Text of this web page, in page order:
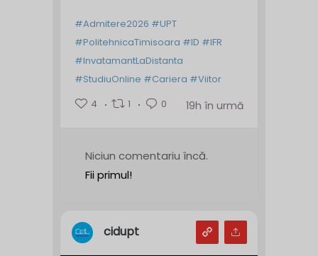
#Admitere2026 #UPT
#PolitehnicaTimisoara #ID #IFR
#InvatamantLaDistanta
#StudiuOnline #Cariera #Viitor
4
1 0 19h în urmă
Niciun comentariu încă.
Fii primul!
cidupt